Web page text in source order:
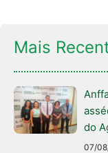
Mais
do
07/